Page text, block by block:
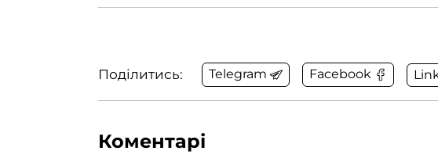
Поділитись: Telegram Facebook
Коментарі